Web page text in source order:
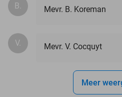
B. Mevr. B. Koreman
V. Mevr. V. Cocquyt
Meer